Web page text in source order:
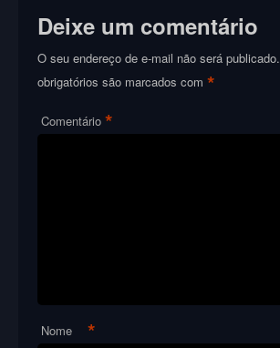
Deixe um comentário
O seu endereço de e-mail não será publicado.
obrigatórios são marcados com*
Comentário *
Nome *